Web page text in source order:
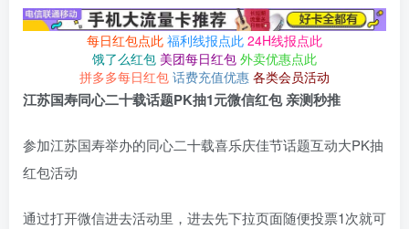
每日红包点此 福利线报点此 24H线报点此
饿了么红包 美团每日红包 外卖优惠点此
拼多多每日红包 话费充值优惠 各类会员活动
江苏国寿同心二十载话题PK抽1元微信红包 亲测秒推
参加江苏国寿举办的同心二十载喜乐庆佳节话题互动大PK抽
红包活动
通过打开微信进去活动里，进去先下拉页面随便投票1次就可